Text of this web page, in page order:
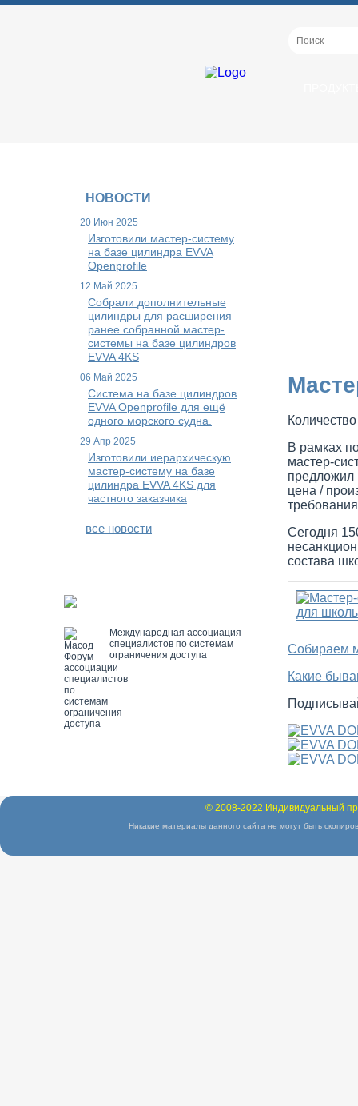
НОВОСТИ
20 Июн 2025
Изготовили мастер-систему
на базе цилиндра EVVA
Openprofile
12 Май 2025
Собрали дополнительные
цилиндры для расширения
ранее собранной мастер-
системы на базе цилиндров
EVVA 4KS
06 Май 2025
Система на базе цилиндров
EVVA Openprofile для ещё
одного морского судна.
29 Апр 2025
Изготовили иерархическую
мастер-систему на базе
цилиндра EVVA 4KS для
частного заказчика
все новости
Международная ассоциация
специалистов по системам
ограничения доступа
В рамках
мастер-
предложил
цена /
Сегодня
состава
Собираем
Какие
© 2008-2022 Индивидуальный
Никакие материалы данного сайта не могут быть